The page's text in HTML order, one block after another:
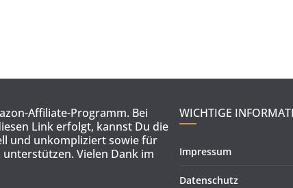
Affiliate-Programm. Bei
Link erfolgt, kannst Du die
und unkompliziert sowie für
Vielen Dank im
WICHTIGE
Impressum
Datenschutz